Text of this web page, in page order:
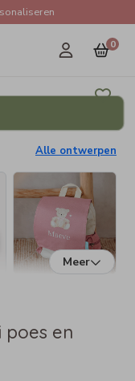
0
Alle ontwerpen
Meer
poes en